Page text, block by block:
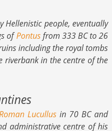
Hellenistic people, eventually
ofPontusfrom 333 BC to 26
including the royal tombs
riverbank in the centre of the
Lucullusin 70 BC and
administrative centre of his